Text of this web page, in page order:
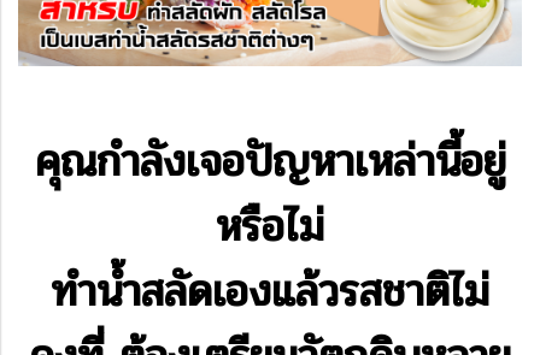
คุณกำลังเจอปัญหาเหล่านี้อยู่
หรือไม่
ทำน้ำสลัดเองแล้วรสชาติไม่